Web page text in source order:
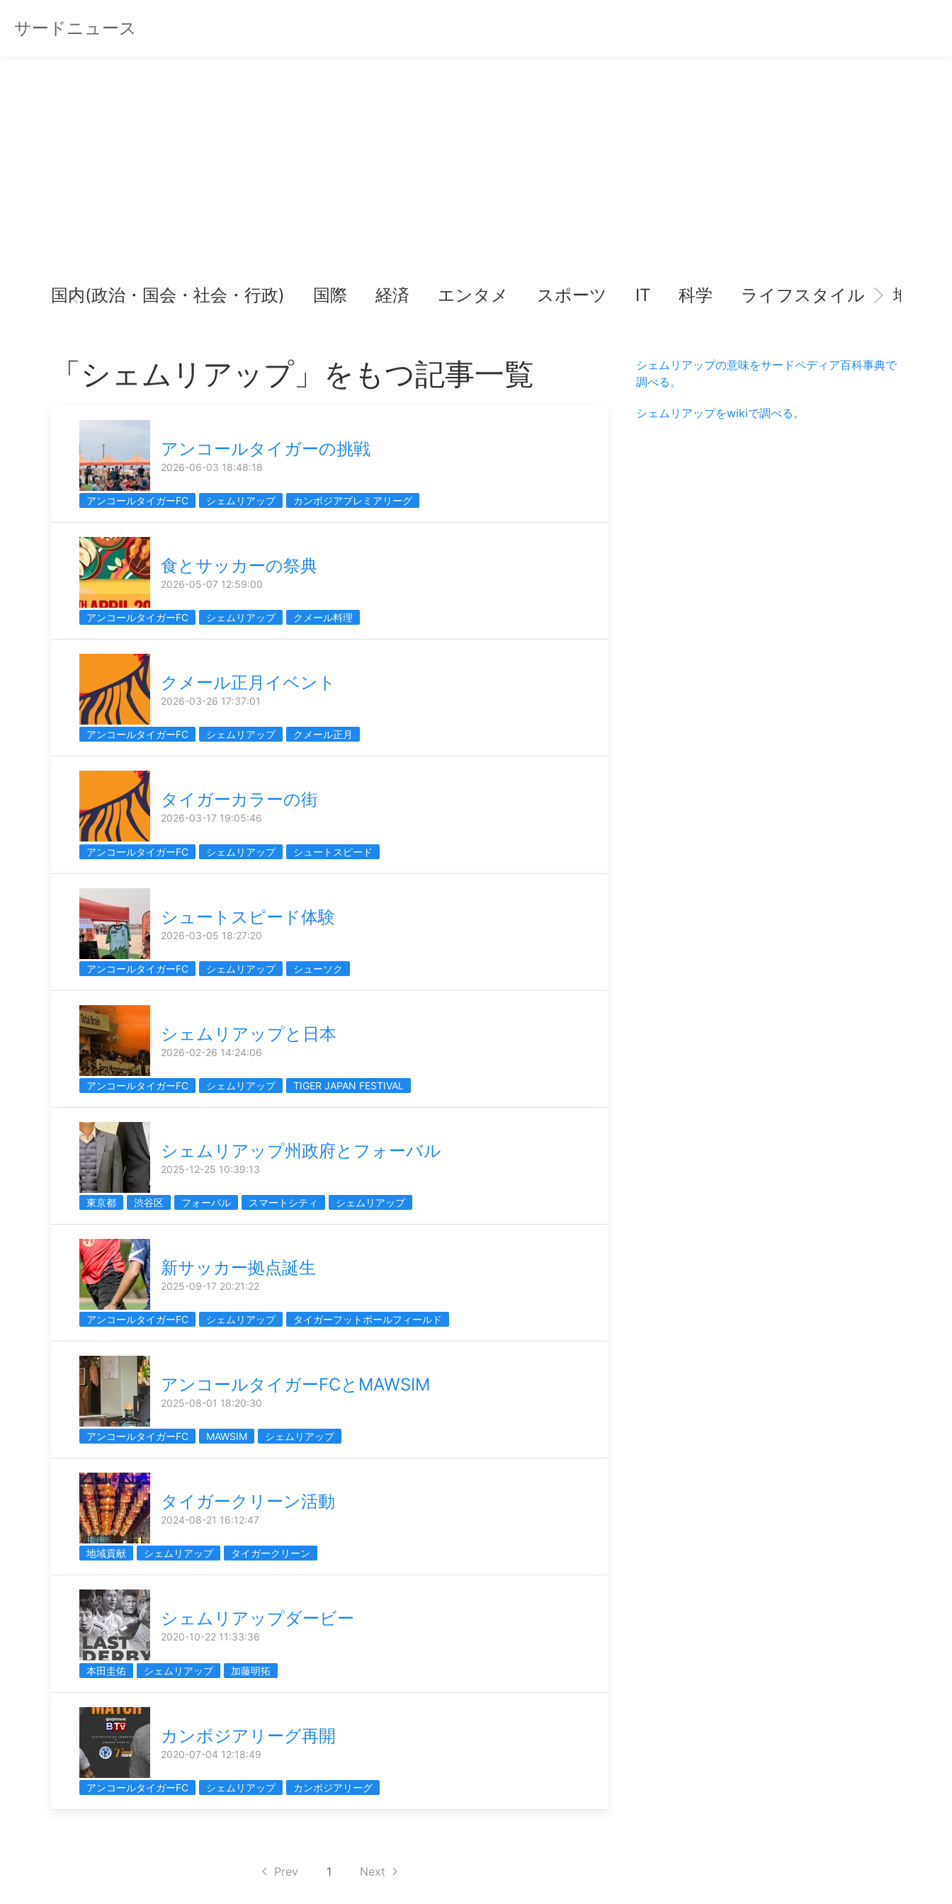
サードニュース
国内(政治・国会・社会・行政) 国際 経済 エンタメ スポーツ IT 科学 ライフスタイル 地域情
「シェムリアップ」をもつ記事一覧
アンコールタイガーの挑戦
2026-06-03 18:48:18
アンコールタイガーFC シェムリアップ カンボジアプレミアリーグ
食とサッカーの祭典
2026-05-07 12:59:00
アンコールタイガーFC シェムリアップ クメール料理
クメール正月イベント
2026-03-26 17:37:01
アンコールタイガーFC シェムリアップ クメール正月
タイガーカラーの街
2026-03-17 19:05:46
アンコールタイガーFC シェムリアップ シュートスピード
シュートスピード体験
2026-03-05 18:27:20
アンコールタイガーFC シェムリアップ シューソク
シェムリアップと日本
2026-02-26 14:24:06
アンコールタイガーFC シェムリアップ TIGER JAPAN FESTIVAL
シェムリアップ州政府とフォーバル
2025-12-25 10:39:13
東京都 渋谷区 フォーバル スマートシティ シェムリアップ
新サッカー拠点誕生
2025-09-17 20:21:22
アンコールタイガーFC シェムリアップ タイガーフットボールフィールド
アンコールタイガーFCとMAWSIM
2025-08-01 18:20:30
アンコールタイガーFC MAWSIM シェムリアップ
タイガークリーン活動
2024-08-21 16:12:47
地域貢献 シェムリアップ タイガークリーン
シェムリアップダービー
2020-10-22 11:33:36
本田圭佑 シェムリアップ 加藤明拓
カンボジアリーグ再開
2020-07-04 12:18:49
アンコールタイガーFC シェムリアップ カンボジアリーグ
Prev 1 Next
シェムリアップの意味をサードペディア百科事典で
調べる。
シェムリアップをwikiで調べる。